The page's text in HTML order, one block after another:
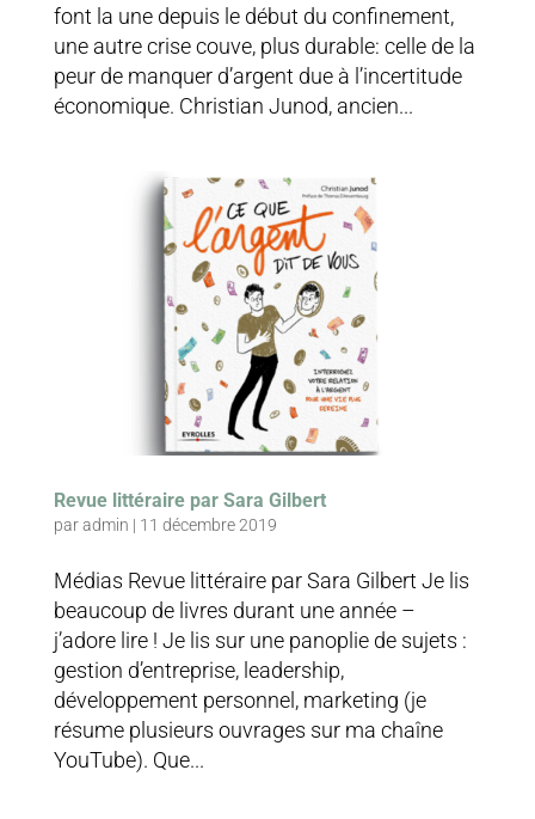
font la une depuis le début du confinement,
une autre crise couve, plus durable: celle de la
peur de manquer d’argent due à l’incertitude
économique. Christian Junod, ancien...
Revue littéraire par Sara Gilbert
paradmin | 11 décembre 2019
Médias Revue littéraire par Sara Gilbert Je lis
beaucoup de livres durant une année –
j’adore lire ! Je lis sur une panoplie de sujets :
gestion d’entreprise, leadership,
développement personnel, marketing (je
résume plusieurs ouvrages sur ma chaîne
YouTube). Que...